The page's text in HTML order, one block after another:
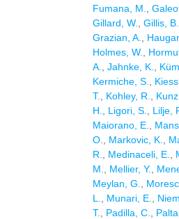
Fumana, M.
Gillard, W.
Gillis, B.
Grazian, A.
Holmes, W.
A.
Jahnke, K.
Kermiche, S.
T.
Kohley, R.
H.
Ligori, S.
Lilje,
Maiorano, E.
O.
Markovic, K.
R.
Medinaceli, E.
M.
Mellier, Y.
Meylan, G.
L.
Munari, E.
T.
Padilla, C.